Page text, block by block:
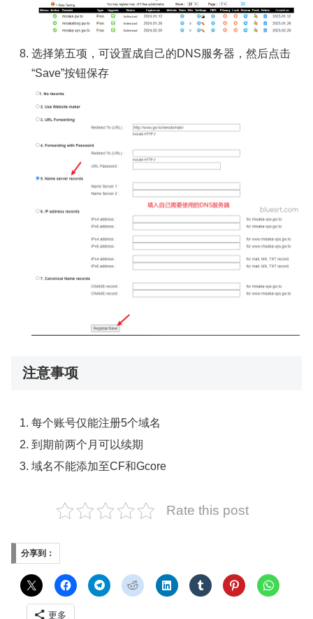
选择第五项，可设置成自己的DNS服务器，然后点击
“Save”按钮保存
注意事项
每个账号仅能注册5个域名
到期前两个月可以续期
域名不能添加至CF和Gcore
Rate this post
分享到：
更多